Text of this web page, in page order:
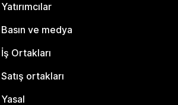
Yatırımcılar
Basın ve medya
İş Ortakları
Satış ortakları
Yasal